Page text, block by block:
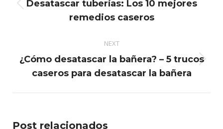
Previous
post:
Desatascar tuberías: Los 10 mejores
remedios caseros
NEXT
Next
post:
¿Cómo desatascar la bañera? – 5 trucos
caseros para desatascar la bañera
Post relacionados